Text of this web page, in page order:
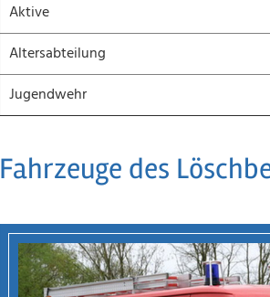
Aktive
Altersabteilung
Jugendwehr
Fahrzeuge des